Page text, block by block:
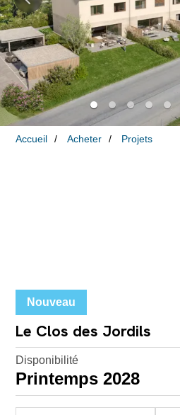
Accueil Acheter Projets
Nouveau
Le Clos des Jordils
Disponibilité
Printemps 2028